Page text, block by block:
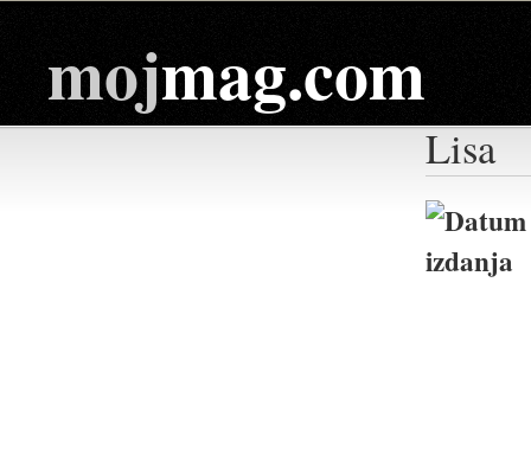
mojmag.com
Lisa